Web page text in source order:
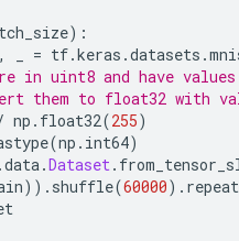
):
= tf.keras .datasets .
in uint8 and have
them to float32 with
np . float32(255)
(np . int64)
.data.Dataset.
)). shuffle(60000). repeat